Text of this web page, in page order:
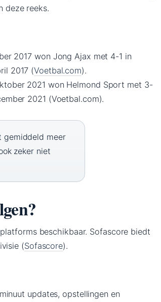
deze reeks.
2017 won Jong Ajax met 4-1 in
2017 (Voetbal.com).
2021 won Helmond Sport met 3-
2021 (Voetbal.com).
gemiddeld meer
zeker niet
beschikbaar. Sofascore biedt
(Sofascore).
updates, opstellingen en